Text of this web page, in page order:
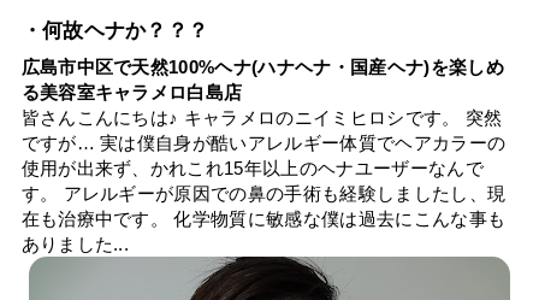
・何故ヘナか？？？
広島市中区で天然100%ヘナ(ハナヘナ・国産ヘナ)を楽しめ
る美容室キャラメロ白島店
皆さんこんにちは♪ キャラメロのニイミヒロシです。 突然
ですが… 実は僕自身が酷いアレルギー体質でヘアカラーの
使用が出来ず、かれこれ15年以上のヘナユーザーなんで
す。 アレルギーが原因での鼻の手術も経験しましたし、現
在も治療中です。 化学物質に敏感な僕は過去にこんな事も
ありました...